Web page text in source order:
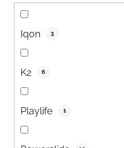
Iqon 3
K2 6
Playlife 1